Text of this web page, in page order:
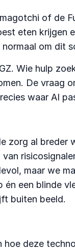
of de
eten krijgen
om dit
Wie hulp
De vraag
waar AI
zorg al
maar we
een blinde
buiten beeld.
deze